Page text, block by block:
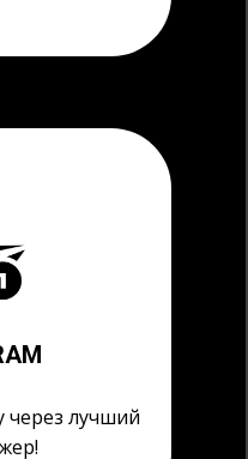
через лучший